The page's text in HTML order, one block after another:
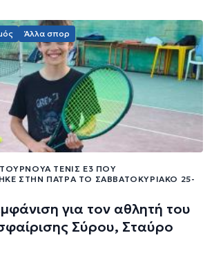
Άλλα σπορ
ΤΈΝΙΣ Ε3 ΠΟΥ
ΣΤΗΝ ΠΆΤΡΑ ΤΟ ΣΑΒΒΑΤΟΚΎΡΙΑΚΟ 25-
για τον αθλητή του
Σύρου, Σταύρο